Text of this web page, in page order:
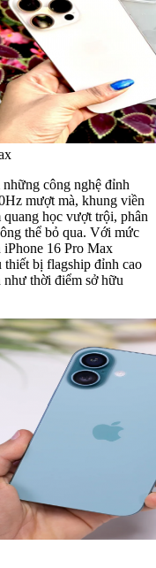
công nghệ đỉnh
mượt mà, khung viền
quang học vượt trội, phân
thể bỏ qua. Với mức
iPhone 16 Pro Max
bị flagship đỉnh cao
thời điểm sở hữu